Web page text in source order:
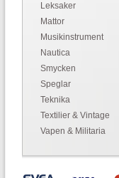
Leksaker
Mattor
Musikinstrument
Nautica
Smycken
Speglar
Teknika
Textilier & Vintage
Vapen & Militaria